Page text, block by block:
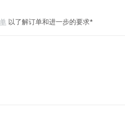
以了解订单和进一步的要求*
厘米，座位高度：46 厘米